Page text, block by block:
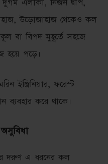
এলাকা, নির্জন দ্বীপ,
উড়োজাহাজ থেকেও কল
বা বিপদ মুহূর্তে সহজে
হয়ে পড়ে।
ইঞ্জিনিয়ার, ফরেস্ট
ব্যবহার করে থাকে।
দরুণ এ ধরনের কল